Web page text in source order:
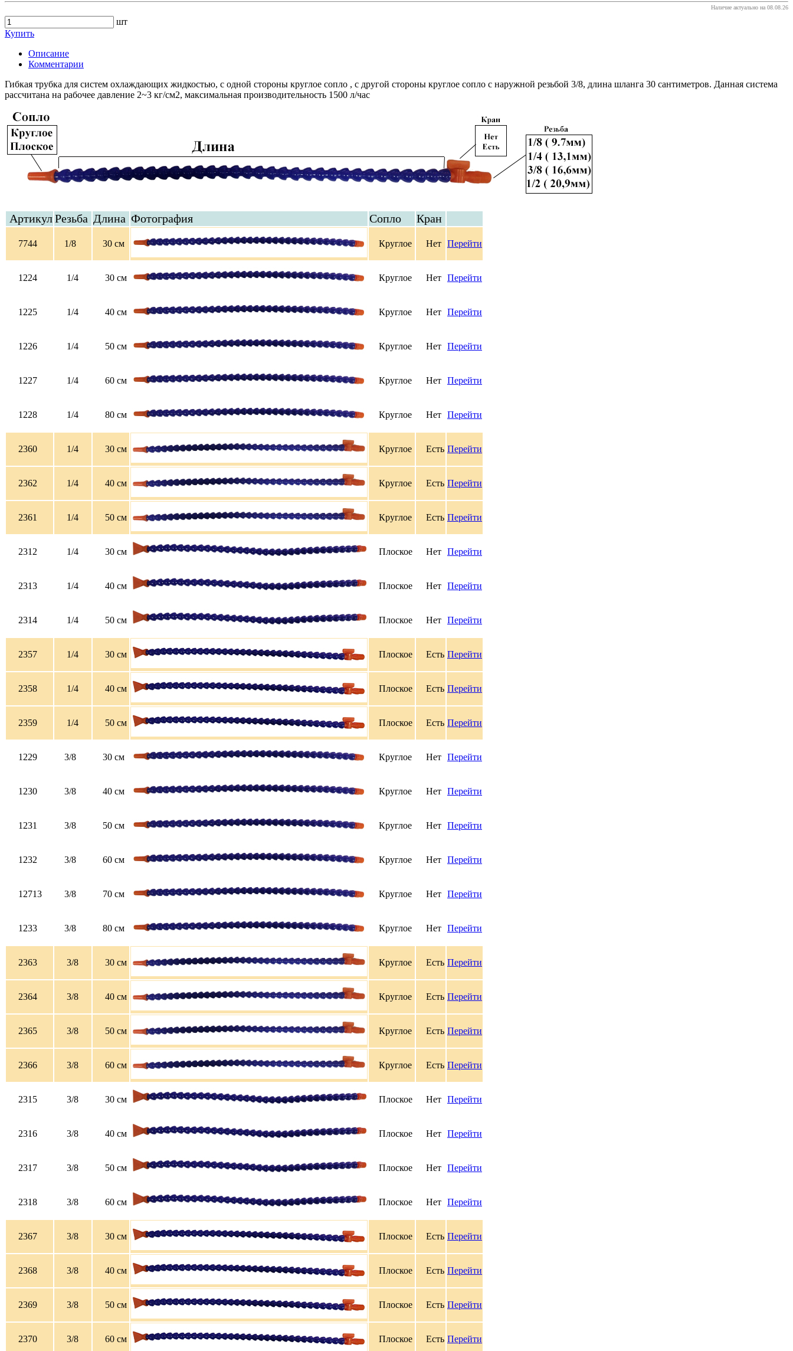
Наличие актуально на 08.08.26
шт
Купить
Описание
Комментарии
Гибкая трубка для систем охлаждающих жидкостью, с одной стороны круглое сопло , с другой стороны круглое сопло с наружной резьбой 3/8, длина шланга 30 сантиметров. Данная система
рассчитана на рабочее давление 2~3 кг/см2, максимальная производительность 1500 л/час
АртикулРезьба Длина Фотография Сопло Кран
7744 1/8 30 см Круглое Нет Перейти
1224 1/4 30 см Круглое Нет Перейти
1225 1/4 40 см Круглое Нет Перейти
1226 1/4 50 см Круглое Нет Перейти
1227 1/4 60 см Круглое Нет Перейти
1228 1/4 80 см Круглое Нет Перейти
2360 1/4 30 см Круглое Есть Перейти
2362 1/4 40 см Круглое Есть Перейти
2361 1/4 50 см Круглое Есть Перейти
2312 1/4 30 см Плоское Нет Перейти
2313 1/4 40 см Плоское Нет Перейти
2314 1/4 50 см Плоское Нет Перейти
2357 1/4 30 см Плоское Есть Перейти
2358 1/4 40 см Плоское Есть Перейти
2359 1/4 50 см Плоское Есть Перейти
1229 3/8 30 см Круглое Нет Перейти
1230 3/8 40 см Круглое Нет Перейти
1231 3/8 50 см Круглое Нет Перейти
1232 3/8 60 см Круглое Нет Перейти
12713 3/8 70 см Круглое Нет Перейти
1233 3/8 80 см Круглое Нет Перейти
2363 3/8 30 см Круглое Есть Перейти
2364 3/8 40 см Круглое Есть Перейти
2365 3/8 50 см Круглое Есть Перейти
2366 3/8 60 см Круглое Есть Перейти
2315 3/8 30 см Плоское Нет Перейти
2316 3/8 40 см Плоское Нет Перейти
2317 3/8 50 см Плоское Нет Перейти
2318 3/8 60 см Плоское Нет Перейти
2367 3/8 30 см Плоское Есть Перейти
2368 3/8 40 см Плоское Есть Перейти
2369 3/8 50 см Плоское Есть Перейти
2370 3/8 60 см Плоское Есть Перейти